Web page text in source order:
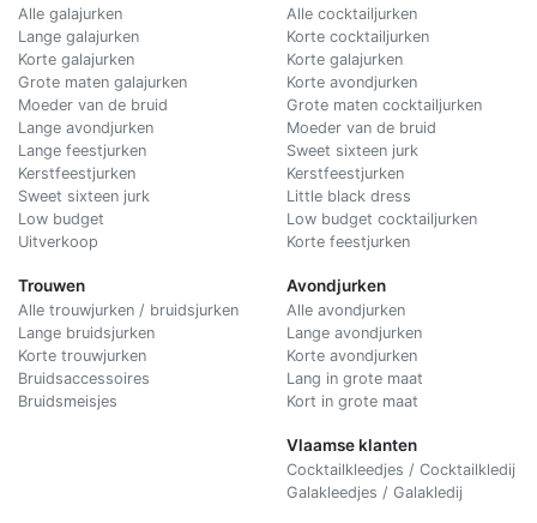
Alle galajurken
Lange galajurken
Korte galajurken
Grote maten galajurken
Moeder van de bruid
Lange avondjurken
Lange feestjurken
Kerstfeestjurken
Sweet sixteen jurk
Low budget
Uitverkoop
Trouwen
Alle trouwjurken / bruidsjurken
Lange bruidsjurken
Korte trouwjurken
Bruidsaccessoires
Bruidsmeisjes
Alle cocktailjurken
Korte cocktailjurken
Korte galajurken
Korte avondjurken
Grote maten cocktailjurken
Moeder van de bruid
Sweet sixteen jurk
Kerstfeestjurken
Little black dress
Low budget cocktailjurken
Korte feestjurken
Avondjurken
Alle avondjurken
Lange avondjurken
Korte avondjurken
Lang in grote maat
Kort in grote maat
Vlaamse klanten
Cocktailkleedjes / Cocktailkledij
Galakleedjes / Galakledij